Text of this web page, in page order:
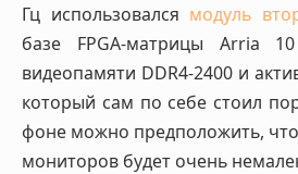
Гц использовался модуль
базе FPGA-матрицы Arria
видеопамяти DDR4-2400 и
который сам по себе стоил
фоне можно предположить,
мониторов будет очень